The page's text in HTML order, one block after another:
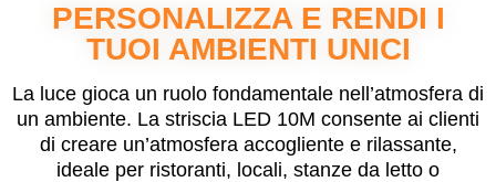
PERSONALIZZA E RENDI I
TUOI AMBIENTI UNICI
La luce gioca un ruolo fondamentale nell’atmosfera di
un ambiente. La striscia LED 10M consente ai clienti
di creare un’atmosfera accogliente e rilassante,
ideale per ristoranti, locali, stanze da letto o